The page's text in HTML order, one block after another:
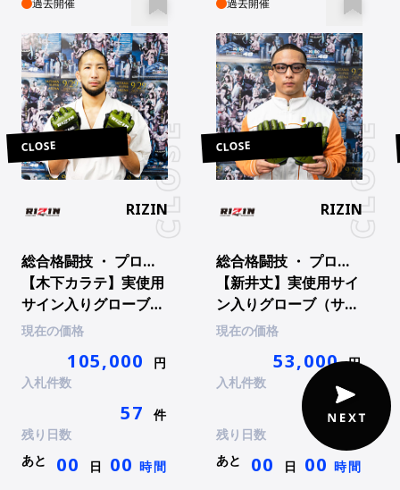
CLOSE
過去開催
RIZIN
総合格闘技 ・ プロ総合格闘技
【木下カラテ】実使用
サイン入りグローブ
（サイン入りチェキ
現在の価格
105,000
円
入札件数
57
件
残り日数
あと
00 日 00 時間
CLOSE
過去開催
RIZIN
総合格闘技 ・ プロ総合格闘技
【新井丈】実使用サイ
ン入りグローブ（サイ
ン入りチェキ付）
現在の価格
53,000 円
入札件数
19 件
残り日数
あと
00 日 00 時間